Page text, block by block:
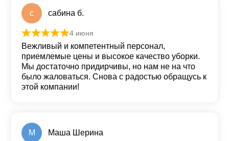
с сабина б.
Оценка
4 июня
Вежливый и компетентный персонал,
приемлемые цены и высокое качество уборки.
Мы достаточно придирчивы, но нам не на что
было жаловаться. Снова с радостью обращусь к
этой компании!
М Маша Шерина